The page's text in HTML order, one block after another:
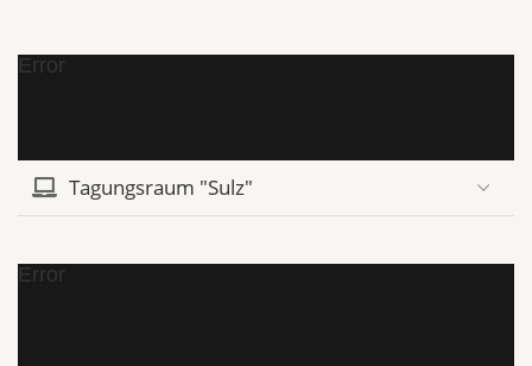
Error
Tagungsraum "Sulz"
Error